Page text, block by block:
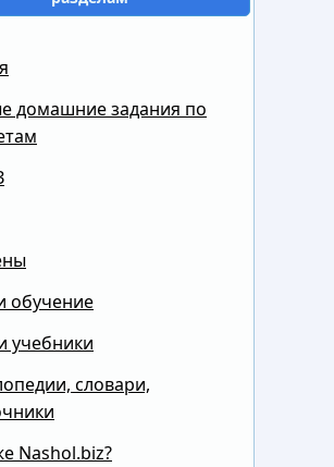
домашние задания по
обучение
учебники
словари,
Nashol.biz?